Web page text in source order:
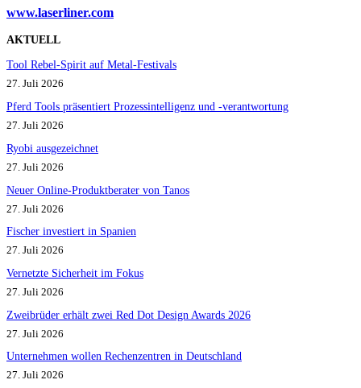
www.laserliner.com
AKTUELL
Tool Rebel-Spirit auf Metal-Festivals
27. Juli 2026
Pferd Tools präsentiert Prozessintelligenz und -verantwortung
27. Juli 2026
Ryobi ausgezeichnet
27. Juli 2026
Neuer Online-Produktberater von Tanos
27. Juli 2026
Fischer investiert in Spanien
27. Juli 2026
Vernetzte Sicherheit im Fokus
27. Juli 2026
Zweibrüder erhält zwei Red Dot Design Awards 2026
27. Juli 2026
Unternehmen wollen Rechenzentren in Deutschland
27. Juli 2026